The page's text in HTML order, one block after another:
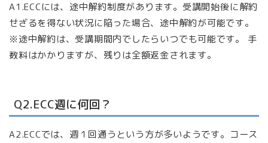
A1.ECCには、途中解約制度があります。受講開始後に解約
せざるを得ない状況に陥った場合、途中解約が可能です。
※途中解約は、受講期間内でしたらいつでも可能です。 手
数料はかかりますが、残りは全額返金されます。
Q2.ECC週に何回？
A2.ECCでは、週１回通うという方が多いようです。コース